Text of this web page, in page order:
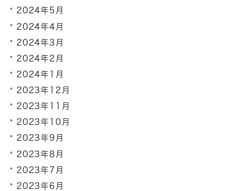
2024年5月
2024年4月
2024年3月
2024年2月
2024年1月
2023年12月
2023年11月
2023年10月
2023年9月
2023年8月
2023年7月
2023年6月